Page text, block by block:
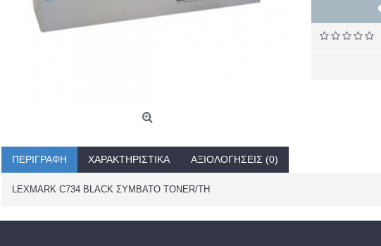
ΠΕΡΙΓΡΑΦΉ ΧΑΡΑΚΤΗΡΙΣΤΙΚΆ ΑΞΙΟΛΟΓΉΣΕΙΣ (0)
LEXMARK C734 BLACK ΣΥΜΒΑΤΟ TONER/TH